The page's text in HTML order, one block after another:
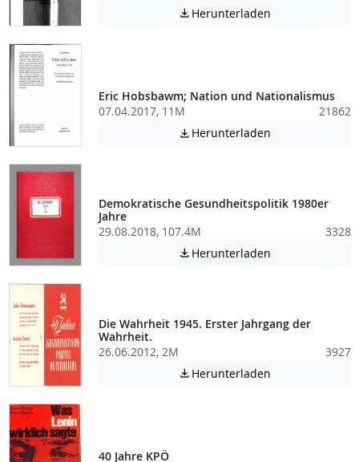
 Herunterladen
Eric Hobsbawm; Nation und Nationalismus
07.04.2017, 11M
21862
 Herunterladen
Demokratische Gesundheitspolitik 1980er
Jahre
29.08.2018, 107.4M
3328
 Herunterladen
Die Wahrheit 1945. Erster Jahrgang der
Wahrheit.
26.06.2012, 2M
3927
 Herunterladen
40 Jahre KPÖ